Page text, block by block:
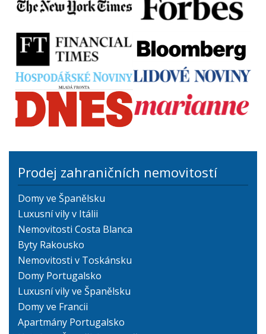
Prodej zahraničních nemovitostí
Domy ve Španělsku
Luxusní vily v Itálii
Nemovitosti Costa Blanca
Byty Rakousko
Nemovitosti v Toskánsku
Domy Portugalsko
Luxusní vily ve Španělsku
Domy ve Francii
Apartmány Portugalsko